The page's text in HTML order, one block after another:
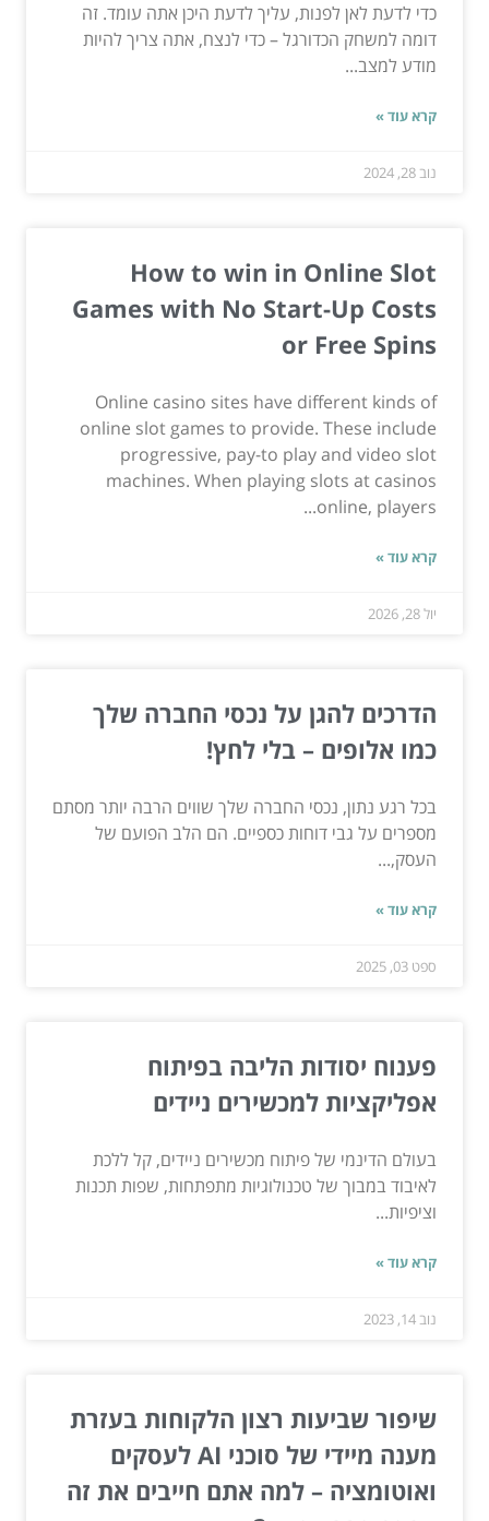
כדי לדעת לאן לפנות, עליך לדעת היכן אתה עומד. זה
דומה למשחק הכדורגל – כדי לנצח, אתה צריך להיות
מודע למצב...
קרא עוד »
נוב 28, 2024
How to win in Online Slot
Games with No Start-Up Costs
or Free Spins
Online casino sites have different kinds of
online slot games to provide. These include
progressive, pay-to play and video slot
machines. When playing slots at casinos
online, players...
קרא עוד »
יול 28, 2026
הדרכים להגן על נכסי החברה שלך
כמו אלופים – בלי לחץ!
בכל רגע נתון, נכסי החברה שלך שווים הרבה יותר מסתם
מספרים על גבי דוחות כספיים. הם הלב הפועם של
העסק,...
קרא עוד »
ספט 03, 2025
פענוח יסודות הליבה בפיתוח
אפליקציות למכשירים ניידים
בעולם הדינמי של פיתוח מכשירים ניידים, קל ללכת
לאיבוד במבוך של טכנולוגיות מתפתחות, שפות תכנות
וציפיות...
קרא עוד »
נוב 14, 2023
שיפור שביעות רצון הלקוחות בעזרת
מענה מיידי של סוכני AI לעסקים
ואוטומציה – למה אתם חייבים את זה